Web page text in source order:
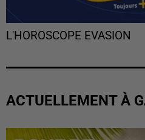
L'HOROSCOPE EVASION
ACTUELLEMENT À